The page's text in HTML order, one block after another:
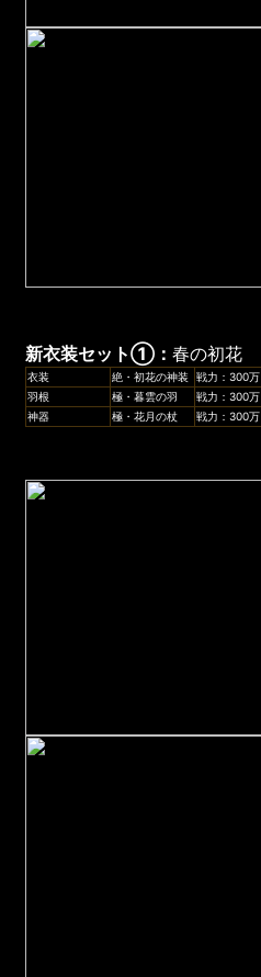
新衣装セット①：春の初花
衣装 絶・初花の神装 戦力：300万
羽根
極・暮雲の羽 戦力：300万
神器
極・花月の杖 戦力：300万